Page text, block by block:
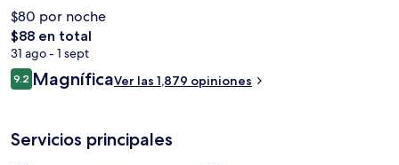
lujo también está a solo 10 minutos a pie de Calle comercial
Tanukikoji y Torre de televisión de Sapporo. A otros visitantes les
gusta la propiedad por sus atractivos turísticos, y porque está a una
corta distancia a pie de algunas opciones de transporte público:
Parada de tranvía Nishi-Yon-Chome está a 6 minutos y Parada de
tranvía Tanuki Koji está a 9 minutos.
$80 por noche
El
precio
total
es
$88 en total
31 ago - 1 sept
Opiniones
9.29.2 de 10,
MagníficaVer las 1,879 opiniones
Servicios principales